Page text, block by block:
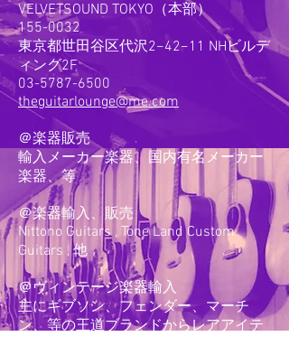
VELVETSOUND TOKYO（本部）
155-0032
​東京都世田谷区代沢2−42−11 NHビルデ
ィング2F
03-5787-6500
theguitarlounge@me.com
＠楽器販売
輸入メーカー楽器、国内有名メーカー
楽器、等
＠楽器輸入、販売
Nittono Guitars , Tone Land Custom
Guitars , 他
＠ヴィンテージ楽器輸入
主にギブソン、フェンダー、マーチ
ン、等の王道ブランドからレアアイテ